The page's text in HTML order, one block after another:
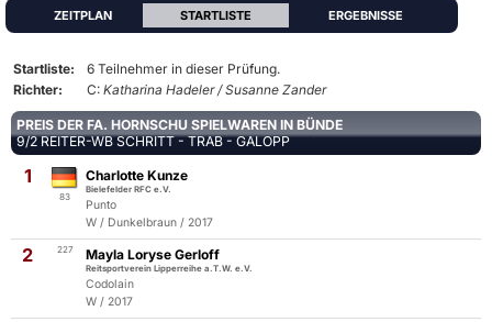
ZEITPLAN STARTLISTE ERGEBNISSE
Startliste:
6 Teilnehmer in dieser Prüfung.
Richter:
C: Katharina Hadeler / Susanne Zander
PREIS DER FA. HORNSCHU SPIELWAREN IN BÜNDE
9/2 REITER-WB SCHRITT - TRAB - GALOPP
1
83
Charlotte Kunze
Bielefelder RFC e.V.
Punto
W / Dunkelbraun / 2017
2 227 Mayla Loryse Gerloff
Reitsportverein Lipperreihe a.T.W. e.V.
Codolain
W / 2017